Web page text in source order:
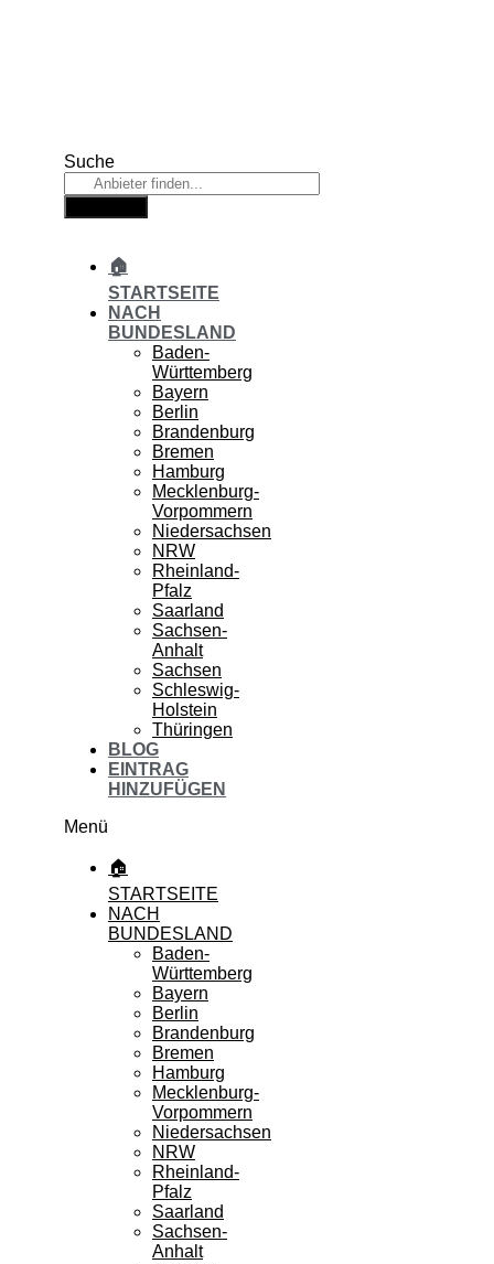
Suche
🏠
STARTSEITE
NACH
BUNDESLAND
Baden-
Württemberg
Bayern
Berlin
Brandenburg
Bremen
Hamburg
Mecklenburg-
Vorpommern
Niedersachsen
NRW
Rheinland-
Pfalz
Saarland
Sachsen-
Anhalt
Sachsen
Schleswig-
Holstein
Thüringen
BLOG
EINTRAG
HINZUFÜGEN
Menü
🏠
STARTSEITE
NACH
BUNDESLAND
Baden-
Württemberg
Bayern
Berlin
Brandenburg
Bremen
Hamburg
Mecklenburg-
Vorpommern
Niedersachsen
NRW
Rheinland-
Pfalz
Saarland
Sachsen-
Anhalt